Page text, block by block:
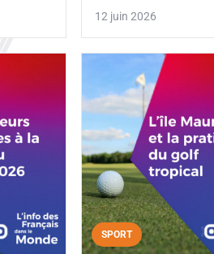
12 juin 2026
SPORT